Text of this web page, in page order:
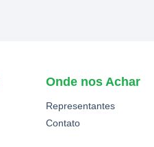
Onde nos Achar
Representantes
Contato